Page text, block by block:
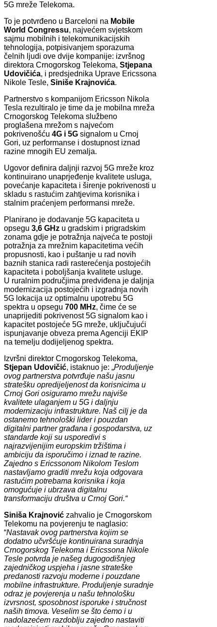
5G mreže Telekoma.
To je potvrđeno u Barceloni na Mobile
World Congressu, najvećem svjetskom
sajmu mobilnih i telekomunikacijskih
tehnologija, potpisivanjem sporazuma
čelnih ljudi ove dvije kompanije: izvršnog
direktora Crnogorskog Telekoma, Stjepana
Udovičića, i predsjednika Uprave Ericssona
Nikole Tesle, Siniše Krajnovića.
Partnerstvo s kompanijom Ericsson Nikola
Tesla rezultiralo je time da je mobilna mreža
Crnogorskog Telekoma službeno
proglašena mrežom s najvećom
pokrivenošću 4G i 5G signalom u Crnoj
Gori, uz performanse i dostupnost iznad
razine mnogih EU zemalja.
Ugovor definira daljnji razvoj 5G mreže kroz
kontinuirano unaprjeđenje kvalitete usluga,
povećanje kapaciteta i širenje pokrivenosti u
skladu s rastućim zahtjevima korisnika i
stalnim praćenjem performansi mreže.
Planirano je dodavanje 5G kapaciteta u
opsegu 3,6 GHz u gradskim i prigradskim
zonama gdje je potražnja najveća te postoji
potražnja za mrežnim kapacitetima većih
propusnosti, kao i puštanje u rad novih
baznih stanica radi rasterećenja postojećih
kapaciteta i poboljšanja kvalitete usluge.
U ruralnim područjima predviđena je daljnja
modernizacija postojećih i izgradnja novih
5G lokacija uz optimalnu upotrebu 5G
spektra u opsegu 700 MHz, čime će se
unaprijediti pokrivenost 5G signalom kao i
kapacitet postojeće 5G mreže, uključujući
ispunjavanje obveza prema Agenciji EKIP
na temelju dodijeljenog spektra.
Izvršni direktor Crnogorskog Telekoma,
Stjepan Udovičić, istaknuo je: „Produljenje
ovog partnerstva potvrđuje našu jasnu
stratešku opredijeljenost da korisnicima u
Crnoj Gori osiguramo mrežu najviše
kvalitete ulaganjem u 5G i daljnju
modernizaciju infrastrukture. Naš cilj je da
ostanemo tehnološki lider i pouzdan
digitalni partner građana i gospodarstva, uz
standarde koji su usporedivi s
najrazvijenijim europskim tržištima i
ambiciju da isporučimo i iznad te razine.
Zajedno s Ericssonom Nikolom Teslom
nastavljamo graditi mrežu koja odgovara
rastućim potrebama korisnika i koja
omogućuje i ubrzava digitalnu
transformaciju društva u Crnoj Gori.“
Siniša Krajnović zahvalio je Crnogorskom
Telekomu na povjerenju te naglasio:
“Nastavak ovog partnerstva kojim se
dodatno učvršćuje kontinuirana suradnja
Crnogorskog Telekoma i Ericssona Nikole
Tesle potvrda je našeg dugogodišnjeg
zajedničkog uspjeha i jasne strateške
predanosti razvoju moderne i pouzdane
mobilne infrastrukture. Produljenje suradnje
odraz je povjerenja u našu tehnološku
izvrsnost, sposobnost isporuke i stručnost
naših timova. Veselim se što ćemo i u
nadolazećem razdoblju zajedno nastaviti